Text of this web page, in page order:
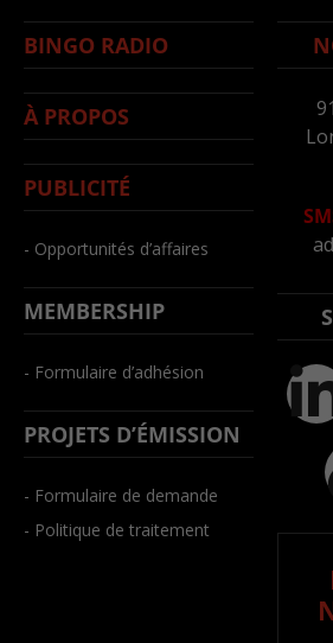
BINGO RADIO
À PROPOS
PUBLICITÉ
- Opportunités d’affaires
MEMBERSHIP
- Formulaire d’adhésion
PROJETS D’ÉMISSION
- Formulaire de demande
- Politique de traitement